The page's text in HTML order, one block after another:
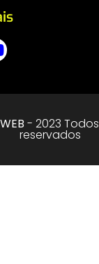
- 2023
reservados